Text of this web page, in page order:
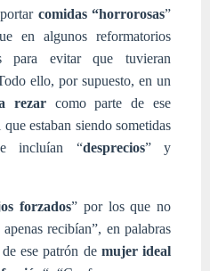
comidas “horrorosas”
en algunos reformatorios
para evitar que tuvieran
ello, por supuesto, en un
rezarcomo parte de ese
que estaban siendo sometidas
incluían “desprecios” y
forzados” por los que no
recibían”, en palabras
ese patrón de mujer ideal